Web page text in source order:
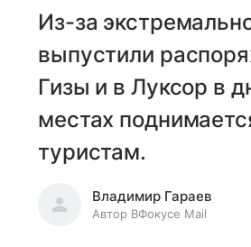
Из-за
выпустили
Гизы и в Луксор в
местах
туристам.
Владимир Гараев
Автор ВФокусе Mail